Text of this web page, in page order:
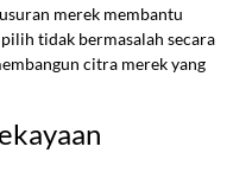
merek membantu
tidak bermasalah secara
citra merek yang